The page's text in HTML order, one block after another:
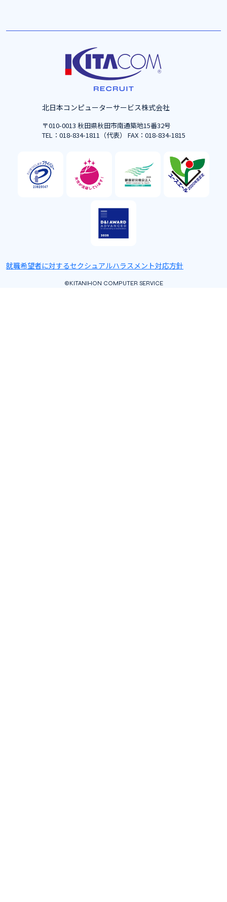
北日本コンピューターサービス株式会社
〒010-0013 秋田県秋田市南通築地15番32号
TEL：018-834-1811（代表） FAX：018-834-1815
就職希望者に対するセクシュアルハラスメント対応方針
©KITANIHON COMPUTER SERVICE